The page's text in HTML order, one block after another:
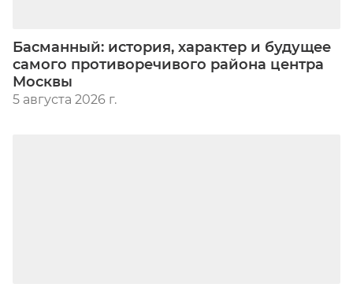
Басманный: история, характер и будущее
самого противоречивого района центра
Москвы
5 августа 2026 г.